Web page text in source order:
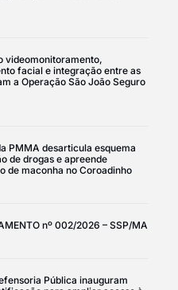
videomonitoramento,
facial e integração entre as
a Operação São João Seguro
PMMA desarticula esquema
de drogas e apreende
de maconha no Coroadinho
nº 002/2026 – SSP/MA
Pública inauguram